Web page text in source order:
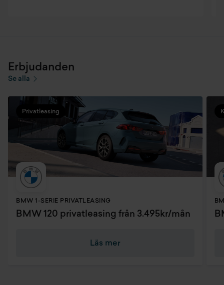
Erbjudanden
Se alla
Privatleasing
BMW 1-SERIE PRIVATLEASING
BMW 120 privatleasing från 3.495kr/mån
Läs mer